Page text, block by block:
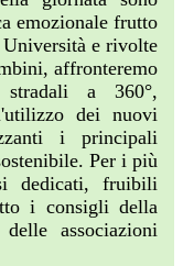
emozionale frutto
e rivolte
affronteremo
a 360°,
dei nuovi
i principali
Per i più
dedicati, fruibili
i consigli della
associazioni